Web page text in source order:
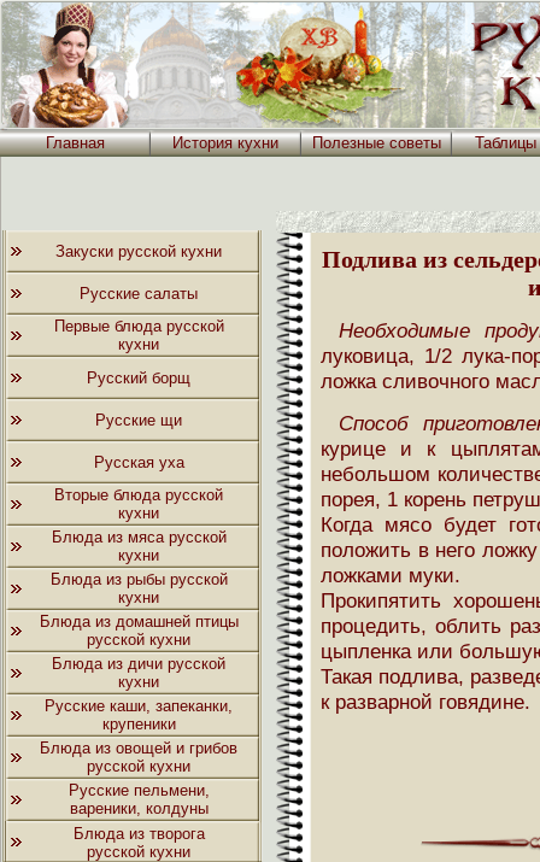
Главная История кухни Полезные советы
Закуски русской кухни
Русские салаты
Первые блюда русской
кухни
Русский борщ
Русские щи
Русская уха
Вторые блюда русской
кухни
Блюда из мяса русской
кухни
Блюда из рыбы русской
кухни
Блюда из домашней птицы
русской кухни
Блюда из дичи русской
кухни
Русские каши, запеканки,
крупеники
Блюда из овощей и грибов
русской кухни
Русские пельмени,
вареники, колдуны
Блюда из творога
русской кухни
Подлива из
Необходимые
луковица, 1/2 лука-
ложка сливочного
Способ
курице и к
небольшом
порея, 1 корень
Когда мясо будет
положить в него
ложками муки.
Прокипятить
процедить, облить
цыпленка или
Такая подлива,
к разварной говядине.